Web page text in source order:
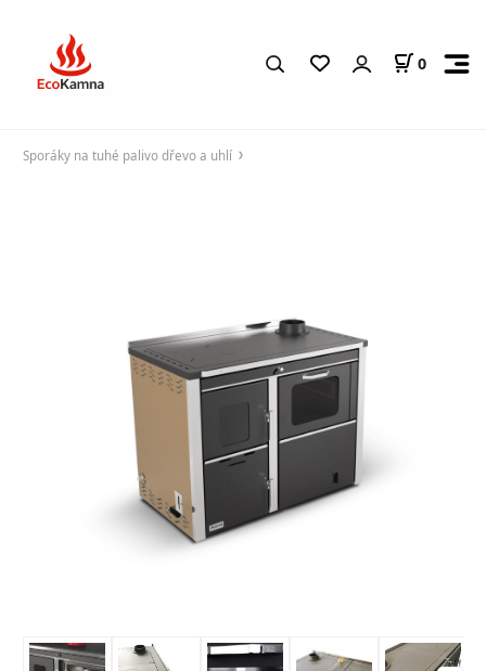
0
Sporáky na tuhé palivo dřevo a uhlí